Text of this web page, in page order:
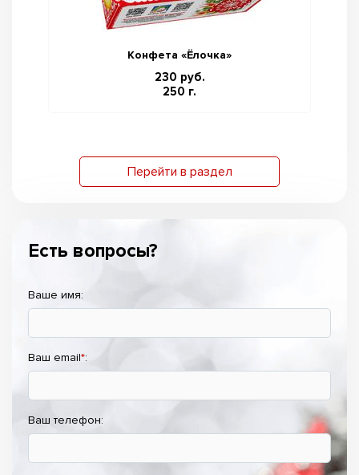
Конфета «Ёлочка»
230 руб.
250 г.
Перейти в раздел
Есть вопросы?
Ваше имя:
Ваш email*:
Ваш телефон: